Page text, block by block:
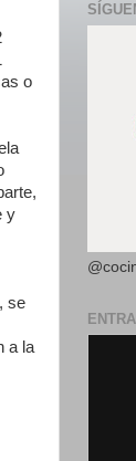
o
y
se
a la